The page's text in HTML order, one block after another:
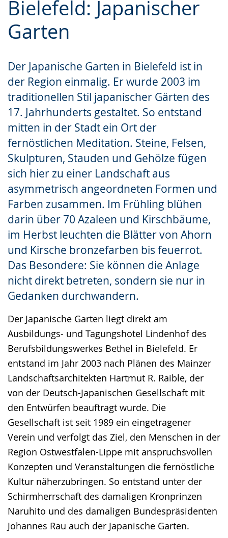
Bielefeld: Japanischer
Garten
Der Japanische Garten in Bielefeld ist in
der Region einmalig. Er wurde 2003 im
traditionellen Stil japanischer Gärten des
17. Jahrhunderts gestaltet. So entstand
mitten in der Stadt ein Ort der
fernöstlichen Meditation. Steine, Felsen,
Skulpturen, Stauden und Gehölze fügen
sich hier zu einer Landschaft aus
asymmetrisch angeordneten Formen und
Farben zusammen. Im Frühling blühen
darin über 70 Azaleen und Kirschbäume,
im Herbst leuchten die Blätter von Ahorn
und Kirsche bronzefarben bis feuerrot.
Das Besondere: Sie können die Anlage
nicht direkt betreten, sondern sie nur in
Gedanken durchwandern.
Der Japanische Garten liegt direkt am
Ausbildungs- und Tagungshotel Lindenhof des
Berufsbildungswerkes Bethel in Bielefeld. Er
entstand im Jahr 2003 nach Plänen des Mainzer
Landschaftsarchitekten Hartmut R. Raible, der
von der Deutsch-Japanischen Gesellschaft mit
den Entwürfen beauftragt wurde. Die
Gesellschaft ist seit 1989 ein eingetragener
Verein und verfolgt das Ziel, den Menschen in der
Region Ostwestfalen-Lippe mit anspruchsvollen
Konzepten und Veranstaltungen die fernöstliche
Kultur näherzubringen. So entstand unter der
Schirmherrschaft des damaligen Kronprinzen
Naruhito und des damaligen Bundespräsidenten
Johannes Rau auch der Japanische Garten.
Leichten
Sprache
wechseln.
Audio-
Unterstützung.
Video
in
Deutscher
wird
angezeigt.